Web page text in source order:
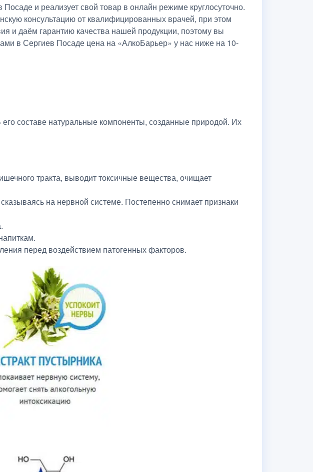
и реализует свой товар в онлайн режиме круглосуточно.
консультацию от квалифицированных врачей, при этом
и даём гарантию качества нашей продукции, поэтому вы
в Сергиев Посаде цена на «АлкоБарьер» у нас ниже на 10-
составе натуральные компоненты, созданные природой. Их
тракта, выводит токсичные вещества, очищает
на нервной системе. Постепенно снимает признаки
перед воздействием патогенных факторов.